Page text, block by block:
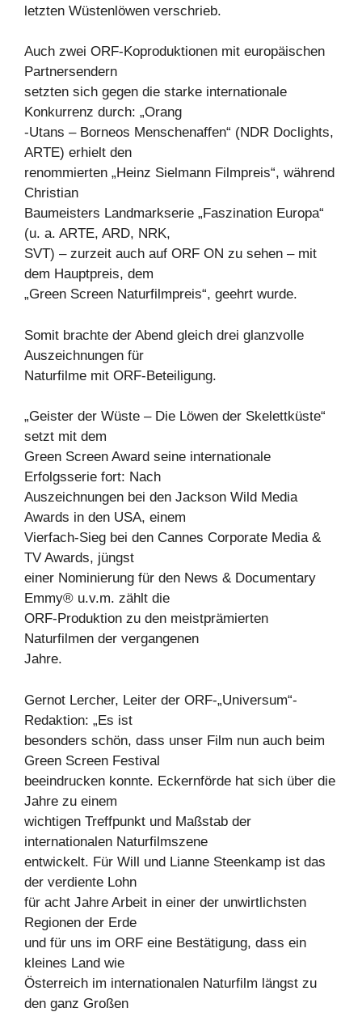
letzten Wüstenlöwen verschrieb.
Auch zwei ORF-Koproduktionen mit europäischen
Partnersendern
setzten sich gegen die starke internationale
Konkurrenz durch: „Orang
-Utans – Borneos Menschenaffen“ (NDR Doclights,
ARTE) erhielt den
renommierten „Heinz Sielmann Filmpreis“, während
Christian
Baumeisters Landmarkserie „Faszination Europa“
(u. a. ARTE, ARD, NRK,
SVT) – zurzeit auch auf ORF ON zu sehen – mit
dem Hauptpreis, dem
„Green Screen Naturfilmpreis“, geehrt wurde.
Somit brachte der Abend gleich drei glanzvolle
Auszeichnungen für
Naturfilme mit ORF-Beteiligung.
„Geister der Wüste – Die Löwen der Skelettküste“
setzt mit dem
Green Screen Award seine internationale
Erfolgsserie fort: Nach
Auszeichnungen bei den Jackson Wild Media
Awards in den USA, einem
Vierfach-Sieg bei den Cannes Corporate Media &
TV Awards, jüngst
einer Nominierung für den News & Documentary
Emmy® u.v.m. zählt die
ORF-Produktion zu den meistprämierten
Naturfilmen der vergangenen
Jahre.
Gernot Lercher, Leiter der ORF-„Universum“-
Redaktion: „Es ist
besonders schön, dass unser Film nun auch beim
Green Screen Festival
beeindrucken konnte. Eckernförde hat sich über die
Jahre zu einem
wichtigen Treffpunkt und Maßstab der
internationalen Naturfilmszene
entwickelt. Für Will und Lianne Steenkamp ist das
der verdiente Lohn
für acht Jahre Arbeit in einer der unwirtlichsten
Regionen der Erde
und für uns im ORF eine Bestätigung, dass ein
kleines Land wie
Österreich im internationalen Naturfilm längst zu
den ganz Großen